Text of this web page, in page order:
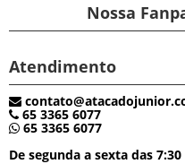
Nossa
Atendimento
65 3365 6077
65 3365 6077
De segunda a sexta das 7:30